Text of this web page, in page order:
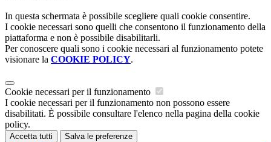
In questa schermata è possibile scegliere quali cookie consentire.
I cookie necessari sono quelli che consentono il funzionamento della
piattaforma e non è possibile disabilitarli.
Per conoscere quali sono i cookie necessari al funzionamento potete
visionare la COOKIE POLICY.
Cookie necessari per il funzionamento
I cookie necessari per il funzionamento non possono essere
disabilitati. È possibile consultare l'elenco nella pagina della cookie
policy.
Accetta tutti Salva le preferenze